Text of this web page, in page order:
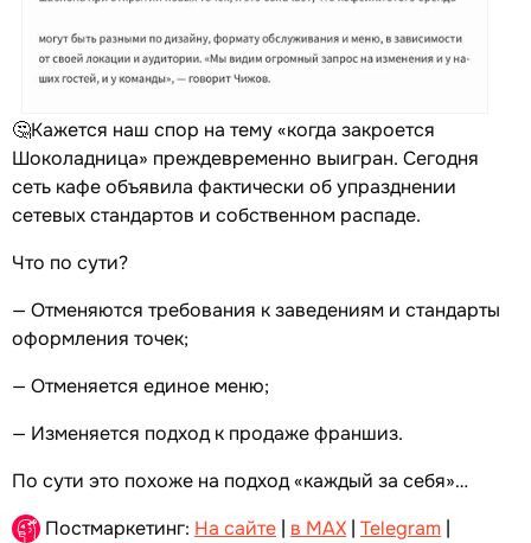
🤔Кажется наш спор на тему «когда закроется
Шоколадница» преждевременно выигран. Сегодня
сеть кафе объявила фактически об упразднении
сетевых стандартов и собственном распаде.
Что по сути?
— Отменяются требования к заведениям и стандарты
оформления точек;
— Отменяется единое меню;
— Изменяется подход к продаже франшиз.
По сути это похоже на подход «каждый за себя»…
Постмаркетинг: На сайте | в MAX | Telegram |